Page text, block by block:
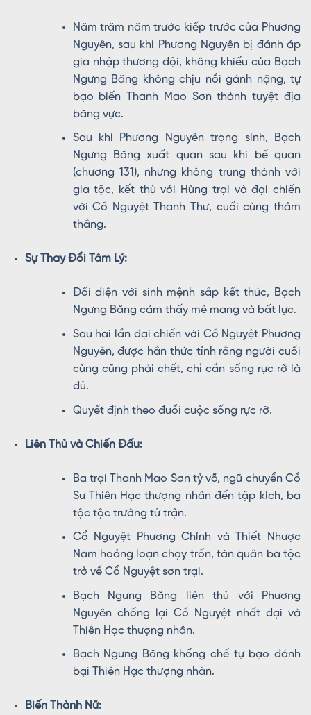
Năm trăm năm trước kiếp trước của Phương
Nguyên, sau khi Phương Nguyên bị đánh áp
gia nhập thương đội, không khiếu của Bạch
Ngưng Băng không chịu nổi gánh nặng, tự
bạo biến Thanh Mao Sơn thành tuyệt địa
băng vực.
Sau khi Phương Nguyên trọng sinh, Bạch
Ngưng Băng xuất quan sau khi bế quan
(chương 131), nhưng không trung thành với
gia tộc, kết thù với Hùng trại và đại chiến
với Cổ Nguyệt Thanh Thư, cuối cùng thảm
thắng.
Sự Thay Đổi Tâm Lý:
Đối diện với sinh mệnh sắp kết thúc, Bạch
Ngưng Băng cảm thấy mê mang và bất lực.
Sau hai lần đại chiến với Cổ Nguyệt Phương
Nguyên, được hắn thức tỉnh rằng người cuối
cùng cũng phải chết, chỉ cần sống rực rỡ là
đủ.
Quyết định theo đuổi cuộc sống rực rỡ.
Liên Thủ và Chiến Đấu:
Ba trại Thanh Mao Sơn tỷ võ, ngũ chuyển Cổ
Sư Thiên Hạc thượng nhân đến tập kích, ba
tộc tộc trưởng tử trận.
Cổ Nguyệt Phương Chính và Thiết Nhược
Nam hoảng loạn chạy trốn, tàn quân ba tộc
trở về Cổ Nguyệt sơn trại.
Bạch Ngưng Băng liên thủ với Phương
Nguyên chống lại Cổ Nguyệt nhất đại và
Thiên Hạc thượng nhân.
Bạch Ngưng Băng khống chế tự bạo đánh
bại Thiên Hạc thượng nhân.
Biến Thành Nữ: